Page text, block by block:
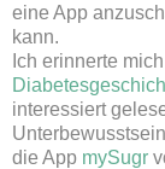
eine App
kann.
Ich erinnerte
interessiert
die App mySugr